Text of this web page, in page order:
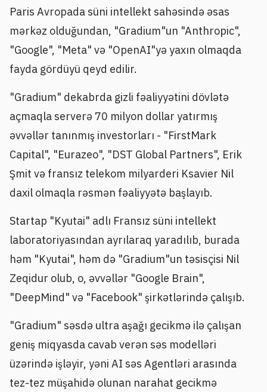
Paris Avropada süni intellekt sahəsində əsas
mərkəz olduğundan, "Gradium"un "Anthropic",
"Google", "Meta" və "OpenAI"yə yaxın olmaqda
fayda gördüyü qeyd edilir.
"Gradium" dekabrda gizli fəaliyyətini dövlətə
açmaqla serverə 70 milyon dollar yatırmış
əvvəllər tanınmış investorları - "FirstMark
Capital", "Eurazeo", "DST Global Partners", Erik
Şmit və fransız telekom milyarderi Ksavier Nil
daxil olmaqla rəsmən fəaliyyətə başlayıb.
Startap "Kyutai" adlı Fransız süni intellekt
laboratoriyasından ayrılaraq yaradılıb, burada
həm "Kyutai", həm də "Gradium"un təsisçisi Nil
Zeqidur olub, o, əvvəllər "Google Brain",
"DeepMind" və "Facebook" şirkətlərində çalışıb.
"Gradium" səsdə ultra aşağı gecikmə ilə çalışan
geniş miqyasda cavab verən səs modelləri
üzərində işləyir, yəni AI səs Agentləri arasında
tez-tez müşahidə olunan narahat gecikmə